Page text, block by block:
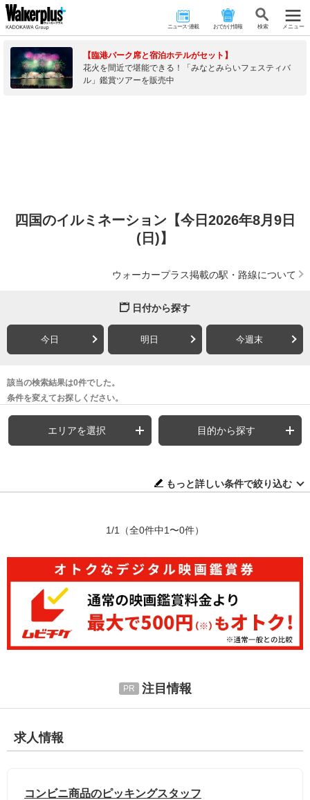
ニュース･連載 おでかけ情報 検 索 メニュー
【臨港パーク席と宿泊ホテルがセット】
花火を間近で堪能できる！「みなとみらいフェスティバ
ル」鑑賞ツアーを販売中
四国のイルミネーション【今日2026年8月9日
(日)】
ウォーカープラス掲載の駅・路線について
日付から探す
今日 明日 今週末
該当の検索結果は0件でした。
条件を変えてお探しください。
エリアを選択 目的から探す
もっと詳しい条件で絞り込む
1/1 （全0件中1〜0件）
注目情報
求人情報
コンビニ商品のピッキングスタッフ